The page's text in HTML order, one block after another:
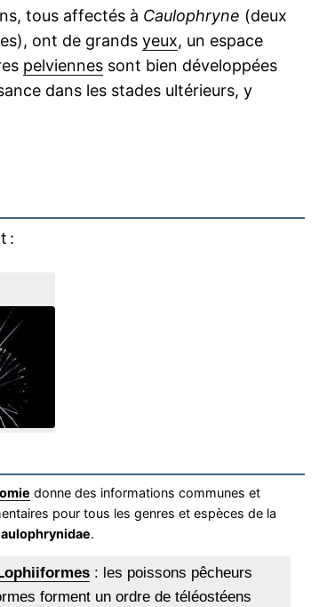
tous affectés à Caulophryne (deux
ont de grands yeux, un espace
pelviennes sont bien développées
dans les stades ultérieurs, y
:
donne des informations communes et
pour tous les genres et espèces de la
.
: les poissons pêcheurs
forment un ordre de téléostéens